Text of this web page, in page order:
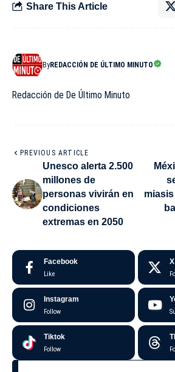
Share This Article
ByREDACCIÓN DE ÚLTIMO MINUTO
Redacción de De Último Minuto
PREVIOUS ARTICLE
Unesco alerta 2.500
millones de
personas vivirán en
condiciones
extremas en 2050
Facebook
Like
X
Instagram
Follow
Tiktok
Follow